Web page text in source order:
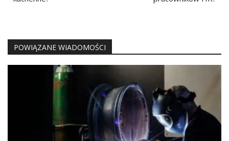
POWIĄZANE WIADOMOŚCI